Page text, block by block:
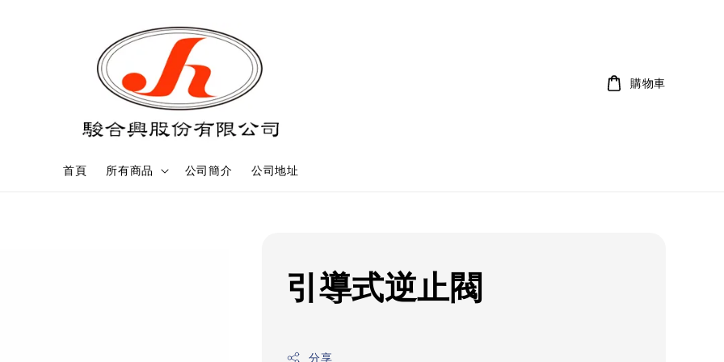
首頁 所有商品 公司簡介 公司地址
購物車
引導式逆止閥
分享